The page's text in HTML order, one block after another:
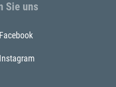
Sie uns
Facebook
Instagram